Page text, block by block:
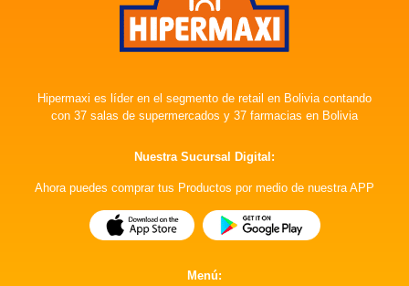
Hipermaxi es líder en el segmento de retail en Bolivia contando
con 37 salas de supermercados y 37 farmacias en Bolivia
Nuestra Sucursal Digital:
Ahora puedes comprar tus Productos por medio de nuestra APP
Menú: